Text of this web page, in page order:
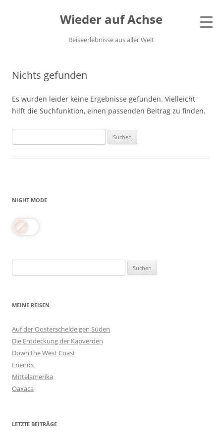
Wieder auf Achse
Reiseerlebnisse aus aller Welt
Nichts gefunden
Es wurden leider keine Ergebnisse gefunden. Vielleicht
hilft die Suchfunktion, einen passenden Beitrag zu finden.
nach:
NIGHT MODE
nach:
MEINE REISEN
Auf der Oosterschelde gen Süden
Die Entdeckung der Kapverden
Down the West Coast
Friends
Mittelamerika
Oaxaca
LETZTE BEITRÄGE